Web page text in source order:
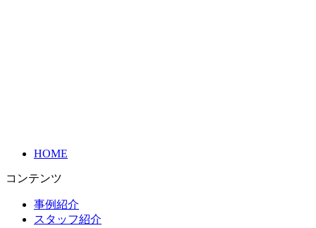
HOME
コンテンツ
事例紹介
スタッフ紹介